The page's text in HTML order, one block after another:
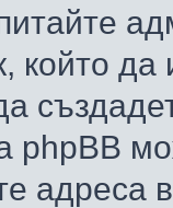
който да
phpBB
адреса